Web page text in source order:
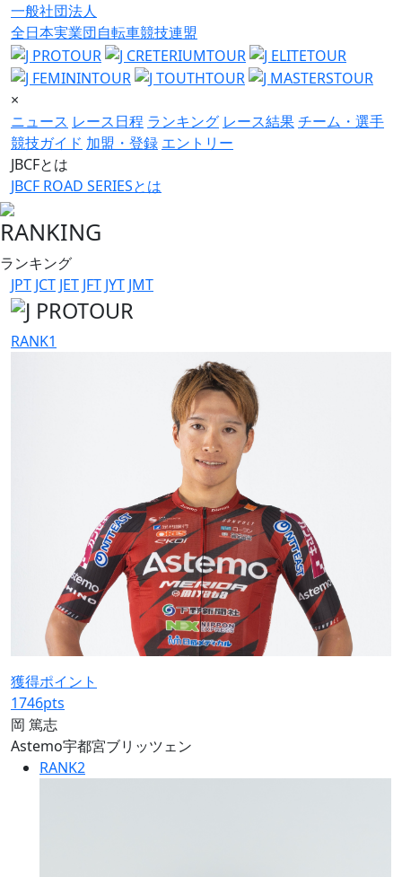
一般社団法人
全日本実業団自転車競技連盟
×
ニュース レース日程 ランキング レース結果チーム・選手
競技ガイド 加盟・登録 エントリー
JBCFとは
JBCF ROAD SERIESとは
RANKING
ランキング
JPT JCT JET JFT JYT JMT
RANK1
獲得ポイント
1746pts
岡 篤志
Astemo宇都宮ブリッツェン
RANK2